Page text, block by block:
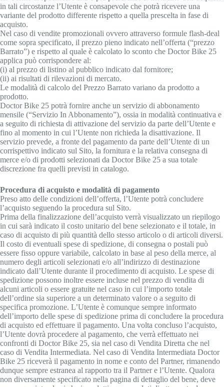
in tali circostanze l’Utente è consapevole che potrà ricevere una
variante del prodotto differente rispetto a quella prescelta in fase di
acquisto.
Nel caso di vendite promozionali ovvero attraverso formule flash-deal
come sopra specificato, il prezzo pieno indicato nell’offerta (“prezzo
Barrato”) e rispetto al quale è calcolato lo sconto che Doctor Bike 25
applica può corrispondere al:
(i) al prezzo di listino al pubblico indicato dal fornitore;
(ii) ai risultati di rilevazioni di mercato.
Le modalità di calcolo del Prezzo Barrato variano da prodotto a
prodotto.
Doctor Bike 25 potrà fornire anche un servizio di abbonamento
mensile (“Servizio In Abbonamento”), ossia in modalità continuativa e
a seguito di richiesta di attivazione del servizio da parte dell’Utente e
fino al momento in cui l’Utente non richieda la disattivazione. Il
servizio prevede, a fronte del pagamento da parte dell’Utente di un
corrispettivo indicato sul Sito, la fornitura e la relativa consegna di
merce e/o di prodotti selezionati da Doctor Bike 25 a sua totale
discrezione fra quelli previsti in catalogo.
Procedura di acquisto e modalità di pagamento
Preso atto delle condizioni dell’offerta, l’Utente potrà concludere
l’acquisto seguendo la procedura sul Sito.
Prima della finalizzazione dell’acquisto verrà visualizzato un riepilogo
in cui sarà indicato il costo unitario del bene selezionato e il totale, in
caso di acquisto di più quantità dello stesso articolo o di articoli diversi.
Il costo di eventuali spese di spedizione, di consegna o postali può
essere fisso oppure variabile, calcolato in base al peso della merce, al
numero degli articoli selezionati e/o all’indirizzo di destinazione
indicato dall’Utente durante il procedimento di acquisto. Le spese di
spedizione possono inoltre essere incluse nel prezzo di vendita di
alcuni articoli o essere gratuite nel caso in cui l’importo totale
dell’ordine sia superiore a un determinato valore o a seguito di
specifica promozione. L’Utente è comunque sempre informato
dell’importo delle spese di spedizione prima di concludere la procedura
di acquisto ed effettuare il pagamento. Una volta concluso l’acquisto,
l’Utente dovrà procedere al pagamento, che verrà effettuato nei
confronti di Doctor Bike 25, sia nel caso di Vendita Diretta che nel
caso di Vendita Intermediata. Nel caso di Vendita Intermediata Doctor
Bike 25 riceverà il pagamento in nome e conto del Partner, rimanendo
dunque sempre estranea al rapporto tra il Partner e l’Utente. Qualora
non diversamente specificato nella pagina di dettaglio del bene, deve